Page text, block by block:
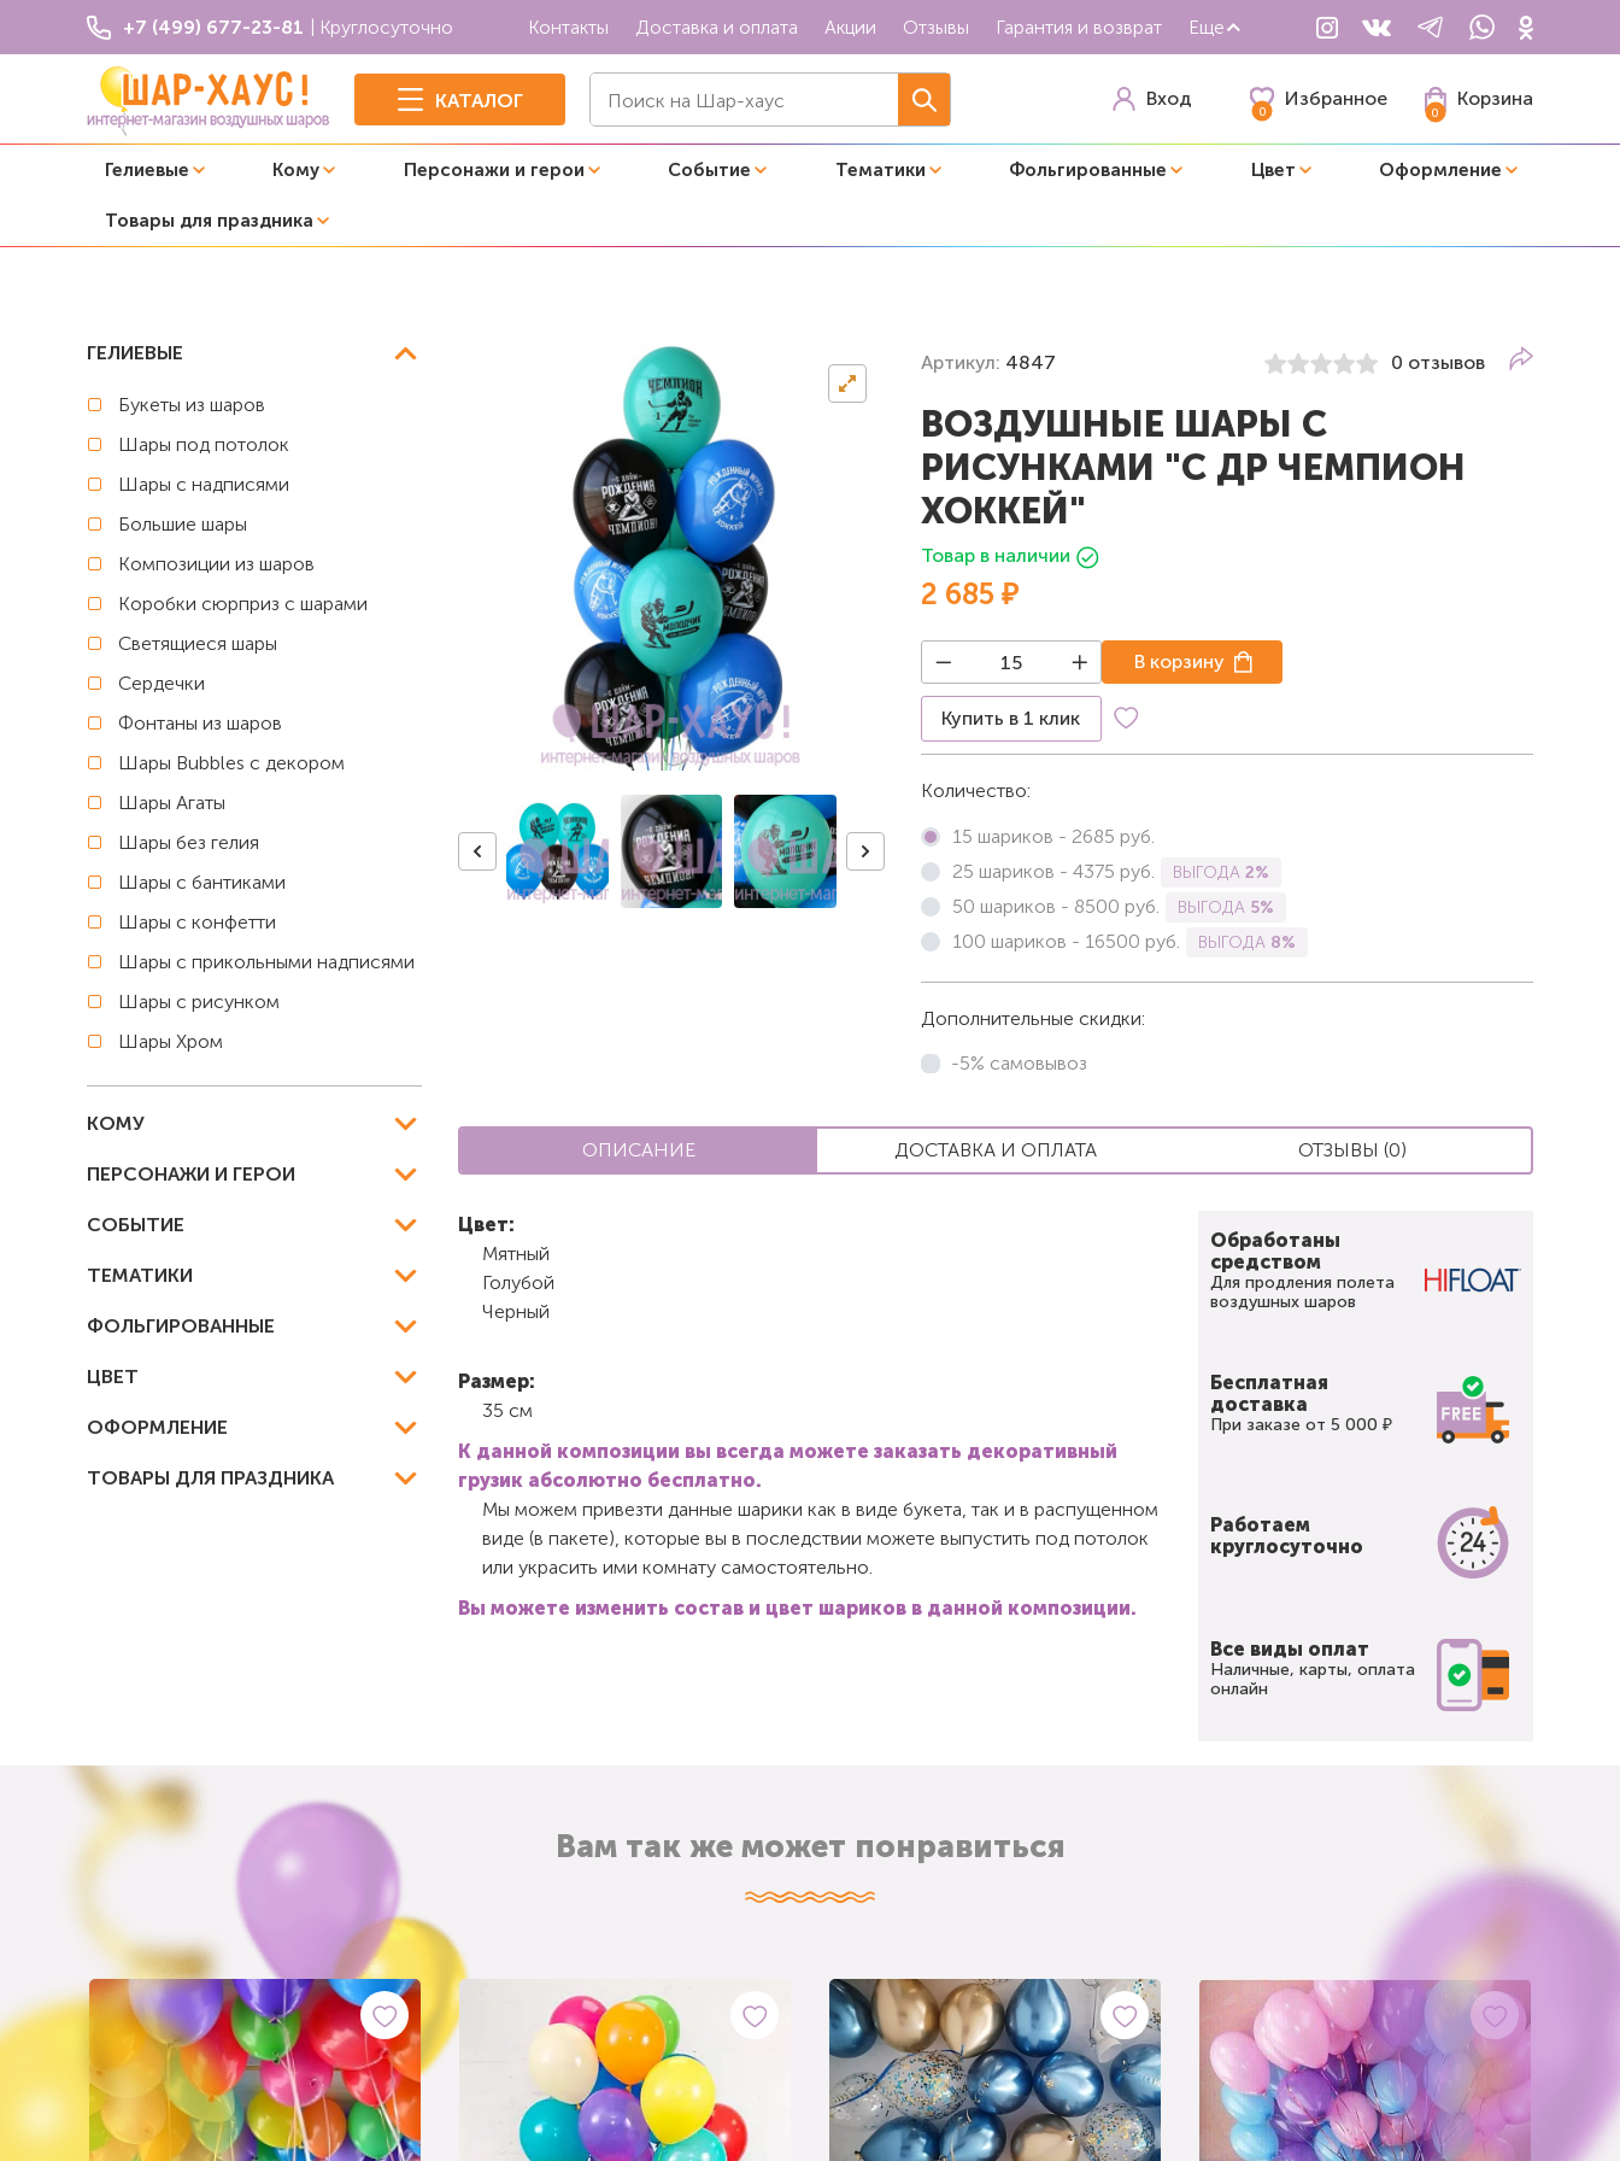
+7 (499) 677-23-81 | Круглосуточно Контакты Доставка и оплата Акции Отзывы Гарантия и возврат Еще
КАТАЛОГ Вход
0
Избранное
0
Корзина
Гелиевые Кому Персонажи и герои Событие Тематики Фольгированные Цвет Оформление
Товары для праздника
Хоккей Воздушные шары с рисунками "С ДР Чемпион хоккей"
ГЕЛИЕВЫЕ
Букеты из шаров
Шары под потолок
Шары с надписями
Большие шары
Композиции из шаров
Коробки сюрприз с шарами
Светящиеся шары
Сердечки
Фонтаны из шаров
Шары Bubbles с декором
Шары Агаты
Шары без гелия
Шары с бантиками
Шары с конфетти
Шары с прикольными надписями
Шары с рисунком
Шары Хром
КОМУ
ПЕРСОНАЖИ И ГЕРОИ
СОБЫТИЕ
ТЕМАТИКИ
ФОЛЬГИРОВАННЫЕ
ЦВЕТ
ОФОРМЛЕНИЕ
ТОВАРЫ ДЛЯ ПРАЗДНИКА
Артикул: 4847 0 отзывов
ВОЗДУШНЫЕ ШАРЫ С
РИСУНКАМИ "С ДР ЧЕМПИОН
ХОККЕЙ"
Товар в наличии
2 685 ₽
Купить в 1 клик
В корзину
Количество:
15 шариков - 2685 руб.
25 шариков - 4375 руб. ВЫГОДА 2%
50 шариков - 8500 руб. ВЫГОДА 5%
100 шариков - 16500 руб. ВЫГОДА 8%
Дополнительные скидки:
-5% самовывоз
ОПИСАНИЕ ДОСТАВКА И ОПЛАТА ОТЗЫВЫ (0)
Цвет:
Мятный
Голубой
Черный
Размер:
35 см
К данной композиции вы всегда можете заказать декоративный
грузик абсолютно бесплатно.
Мы можем привезти данные шарики как в виде букета, так и в распущенном
виде (в пакете), которые вы в последствии можете выпустить под потолок
или украсить ими комнату самостоятельно.
Вы можете изменить состав и цвет шариков в данной композиции.
Обработаны
средством
Для продления полета
воздушных шаров
Бесплатная
доставка
При заказе от 5 000 ₽
Работаем
круглосуточно
Все виды оплат
Наличные, карты, оплата
онлайн
Вам так же может понравиться